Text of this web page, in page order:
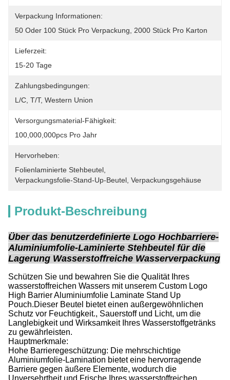
Verpackung Informationen:
50 Oder 100 Stück Pro Verpackung, 2000 Stück Pro Karton
Lieferzeit:
15-20 Tage
Zahlungsbedingungen:
L/C, T/T, Western Union
Versorgungsmaterial-Fähigkeit:
100,000,000pcs Pro Jahr
Hervorheben:
Folienlaminierte Stehbeutel
Verpackungsfolie-Stand-Up-Beutel Verpackungsgehäuse
Produkt-Beschreibung
Über das benutzerdefinierte Logo Hochbarriere-
Aluminiumfolie-Laminierte Stehbeutel für die
Lagerung Wasserstoffreiche Wasserverpackung
Schützen Sie und bewahren Sie die Qualität Ihres
wasserstoffreichen Wassers mit unserem Custom Logo
High Barrier Aluminiumfolie Laminate Stand Up
Pouch.Dieser Beutel bietet einen außergewöhnlichen
Schutz vor Feuchtigkeit., Sauerstoff und Licht, um die
Langlebigkeit und Wirksamkeit Ihres Wasserstoffgetränks
zu gewährleisten.
Hauptmerkmale:
Hohe Barrieregeschützung: Die mehrschichtige
Aluminiumfolie-Lamination bietet eine hervorragende
Barriere gegen äußere Elemente, wodurch die
Unversehrtheit und Frische Ihres wasserstoffreichen